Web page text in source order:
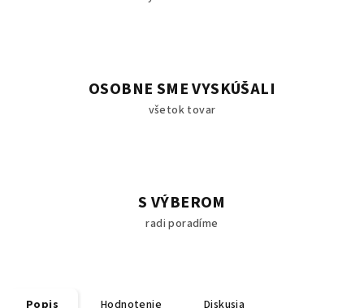
OSOBNE SME VYSKÚŠALI
všetok tovar
S VÝBEROM
radi poradíme
Popis Hodnotenie Diskusia